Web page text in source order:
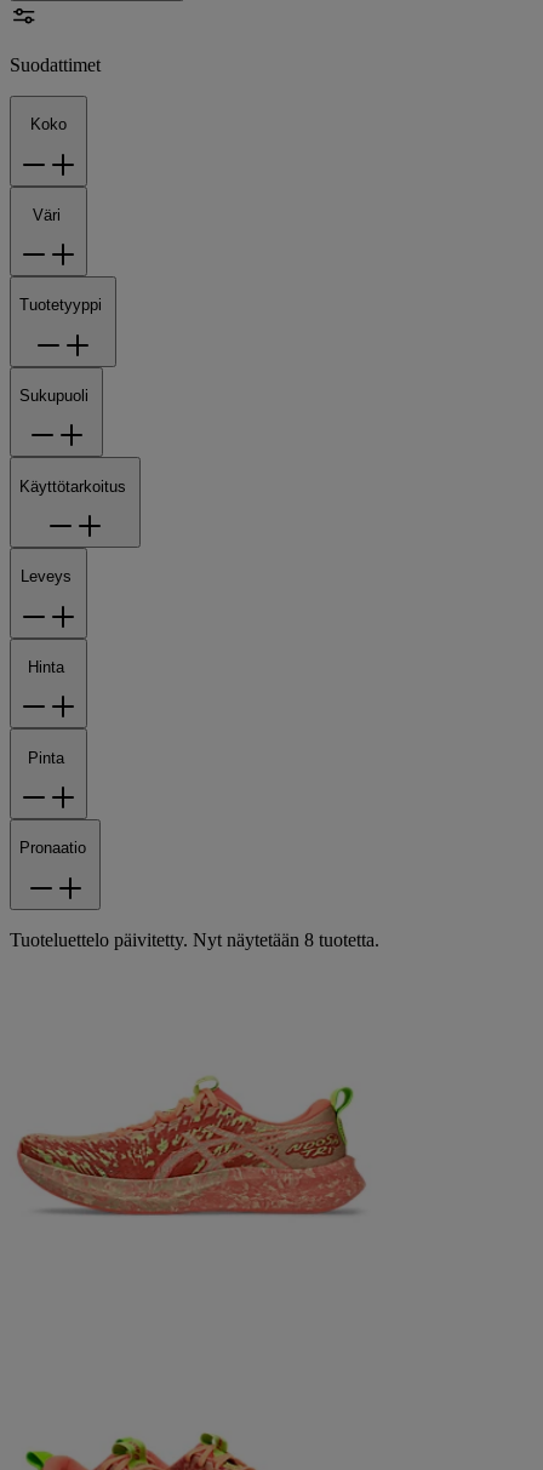
Suodattimet
Koko
Väri
Tuotetyyppi
Sukupuoli
Käyttötarkoitus
Leveys
Hinta
Pinta
Pronaatio
Tuoteluettelo päivitetty. Nyt näytetään 8 tuotetta.